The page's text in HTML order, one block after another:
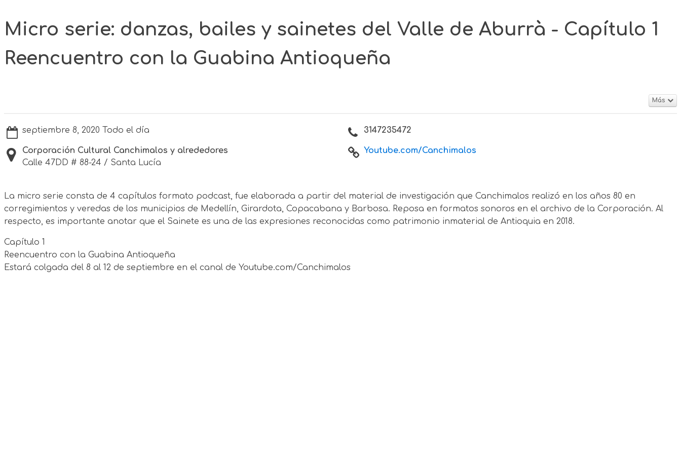
Micro serie: danzas, bailes y sainetes del Valle de Aburrà - Capítulo 1
Reencuentro con la Guabina Antioqueña
Más
septiembre 8, 2020 Todo el día
Corporación Cultural Canchimalos y alrededores
Calle 47DD # 88-24 / Santa Lucía
3147235472
Youtube.com/Canchimalos
La micro serie consta de 4 capítulos formato podcast, fue elaborada a partir del material de investigación que Canchimalos realizó en los años 80 en
corregimientos y veredas de los municipios de Medellín, Girardota, Copacabana y Barbosa. Reposa en formatos sonoros en el archivo de la Corporación. Al
respecto, es importante anotar que el Sainete es una de las expresiones reconocidas como patrimonio inmaterial de Antioquia en 2018.
Capítulo 1
Reencuentro con la Guabina Antioqueña
Estará colgada del 8 al 12 de septiembre en el canal de Youtube.com/Canchimalos